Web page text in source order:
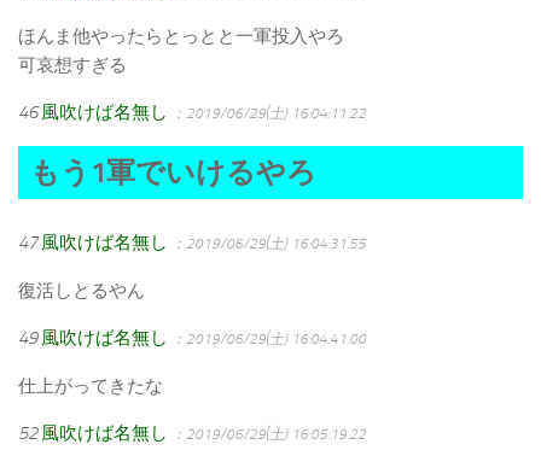
ほんま他やったらとっとと一軍投入やろ
可哀想すぎる
46 風吹けば名無し ：2019/06/29(土) 16:04:11.22
もう1軍でいけるやろ
47 風吹けば名無し ：2019/06/29(土) 16:04:31.55
復活しとるやん
49 風吹けば名無し ：2019/06/29(土) 16:04:41.00
仕上がってきたな
52 風吹けば名無し ：2019/06/29(土) 16:05:19.22